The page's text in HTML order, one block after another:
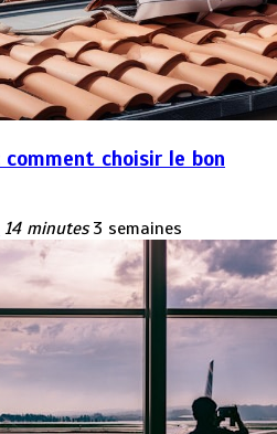
choisir le bon
14 minutes 3 semaines